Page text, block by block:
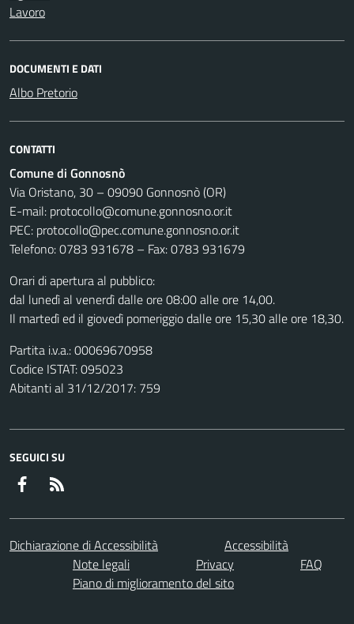
Lavoro
DOCUMENTI E DATI
Albo Pretorio
CONTATTI
Comune di Gonnosnò
Via Oristano, 30 – 09090 Gonnosnò (OR)
E-mail: protocollo@comune.gonnosno.or.it
PEC: protocollo@pec.comune.gonnosno.or.it
Telefono: 0783 931678 – Fax: 0783 931679
Orari di apertura al pubblico:
dal lunedì al venerdì dalle ore 08:00 alle ore 14,00.
Il martedì ed il giovedì pomeriggio dalle ore 15,30 alle ore 18,30.
Partita i.v.a.: 00069670958
Codice ISTAT: 095023
Abitanti al 31/12/2017: 759
SEGUICI SU
Facebook
Dichiarazione di Accessibilità
Accessibilità
Note legali
Privacy
FAQ
Piano di miglioramento del sito